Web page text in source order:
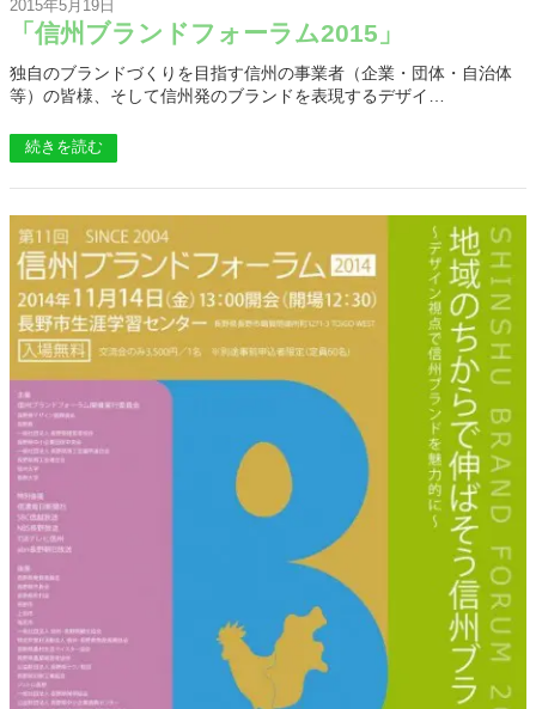
2015年5月19日
「信州ブランドフォーラム2015」
独自のブランドづくりを目指す信州の事業者（企業・団体・自治体
等）の皆様、そして信州発のブランドを表現するデザイ…
続きを読む